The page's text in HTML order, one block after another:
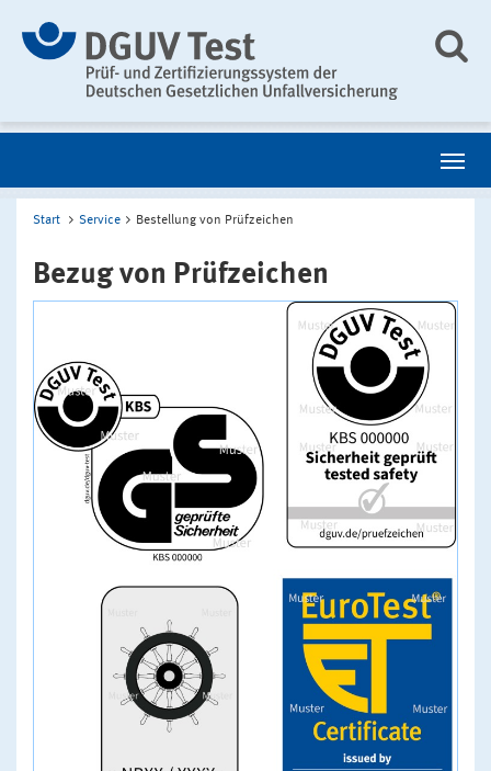
Start Service Bestellung von Prüfzeichen
Bezug von Prüfzeichen